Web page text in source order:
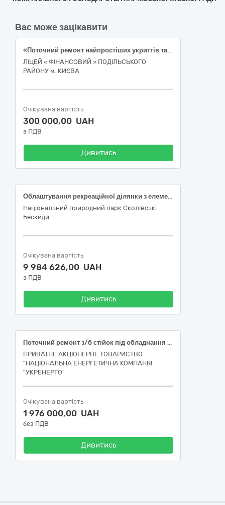
Вас може зацікавити
«Поточний ремонт найпростіших укриттів та захисних споруд цивільного захисту в Ліцей «Фінансовий» Подільського району м. Києва, Проспект Георгія Гонгадзе, 32 Є; м. Київ Згідно код ДК 021:2015: 45450000-6 «Інші завершальні будівельні роботи»
ЛІЦЕЙ « ФІНАНСОВИЙ » ПОДІЛЬСЬКОГО
РАЙОНУ м. КИЄВА
Очікувана вартість
300 000,00 UAH
з ПДВ
Дивитись
Облаштування рекреаційної ділянки з елементами рекреаційної інфраструктури для короткострокового відпочинку та оздоровлення населення за адресою: урочище "Дубравка" м. Сколе, Стрийський р-н, Львівська обл. Коригування (ДК 021:2015: 45453000-7— Капітальний ремонт і реставрація)
Національний природний парк Сколівські
Бескиди
Очікувана вартість
9 984 626,00 UAH
з ПДВ
Дивитись
Поточний ремонт з/б стійок під обладнання та порталів об'єктів Київського РЦОМ Північного ТУОМ (інв.№№124_102_08; 124_103_08; 122_103_8126/60_08; 24\51101\10434; 24\51102\11594/08) 45450000-6 Інші завершальні будівельні роботи
ПРИВАТНЕ АКЦІОНЕРНЕ ТОВАРИСТВО
"НАЦІОНАЛЬНА ЕНЕРГЕТИЧНА КОМПАНІЯ
"УКРЕНЕРГО"
Очікувана вартість
1 976 000,00 UAH
без ПДВ
Дивитись